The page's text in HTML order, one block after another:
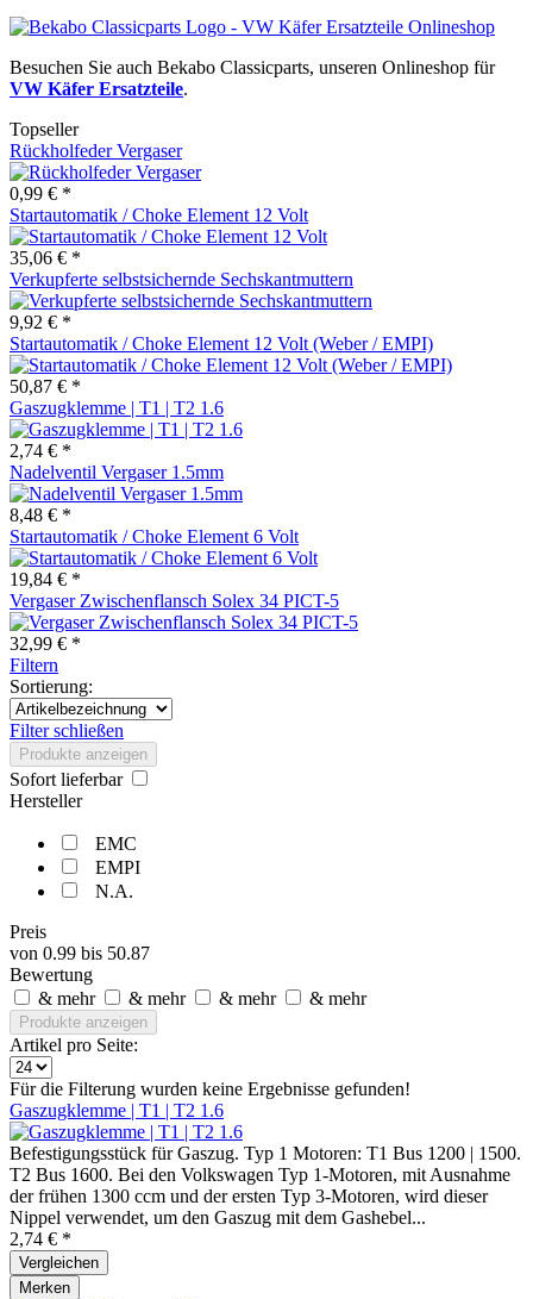
Besuchen Sie auch Bekabo Classicparts, unseren Onlineshop für
VW Käfer Ersatzteile.
Topseller
Rückholfeder Vergaser
0,99 € *
Startautomatik / Choke Element 12 Volt
35,06 € *
Verkupferte selbstsichernde Sechskantmuttern
9,92 € *
Startautomatik / Choke Element 12 Volt (Weber / EMPI)
50,87 € *
Gaszugklemme | T1 | T2 1.6
2,74 € *
Nadelventil Vergaser 1.5mm
8,48 € *
Startautomatik / Choke Element 6 Volt
19,84 € *
Vergaser Zwischenflansch Solex 34 PICT-5
32,99 € *
Filtern
Sortierung:
Filter schließen
Produkte anzeigen
Sofort lieferbar
Hersteller
EMC
EMPI
N.A.
Preis
von 0.99 bis 50.87
Bewertung
& mehr
& mehr & mehr & mehr
Produkte anzeigen
Artikel pro Seite:
Für die Filterung wurden keine Ergebnisse gefunden!
Gaszugklemme | T1 | T2 1.6
Befestigungsstück für Gaszug. Typ 1 Motoren: T1 Bus 1200 | 1500.
T2 Bus 1600. Bei den Volkswagen Typ 1-Motoren, mit Ausnahme
der frühen 1300 ccm und der ersten Typ 3-Motoren, wird dieser
Nippel verwendet, um den Gaszug mit dem Gashebel...
2,74 € *
Vergleichen
Merken